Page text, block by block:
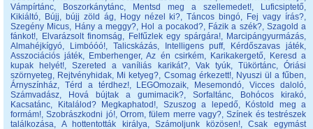
Vámpírtánc, Boszorkánytánc, Mentsd meg a szellemedet!, Luficsiptető,
Kikiáltó, Bújj, bújj zöld ág, Hogy nézel ki?,Táncos bingó, Fej vagy írás?,
Szegény Micus, Hány a meggy?, Hol a pocakod?, Fázik a szék?, Szagold a
fánkot!, Elvarázsolt finomság, Felfűzlek egy spárgára!, Marcipángyurmázás,
Almahéjkígyó, Limbóóó!, Talicskázás, Intelligens puff, Kérdőszavas játék,
Asszociációs játék, Emberhenger,Az én csirkém, Karikakergető, Keresd a
kupak helyét!,Szereted a vaníliás karikát?, Vak tyúk, Tükörtánc,Óriási
szörnyeteg, Rejtvényhidak, Mi ketyeg?, Csomag érkezett!, Nyuszi ül a fűben,
Árnyszínház, Térd a térdhez!, LEGOmozaik, Mesemondó,Vicces daloló,
Számvadász, Hová bújtak a gumimacik?, Sorfaltánc, Bohócos kirakó,
Kacsatánc, Kitalálod? Megkaphatod!, Szuszog a lepedő,
Kóstold meg a
formám!,Szobrászkodni jó!,Orrom, fülem merre vagy?,Színek és testrészek
találkozása, A hottentották királya,Számoljunk közösen!,Csak egymást